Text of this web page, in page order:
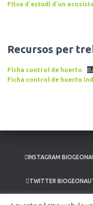
Fitxa d´estudi d´un
Recursos per
Ficha control de huerto
Ficha control de huerto
INSTAGRAM
TWITTER